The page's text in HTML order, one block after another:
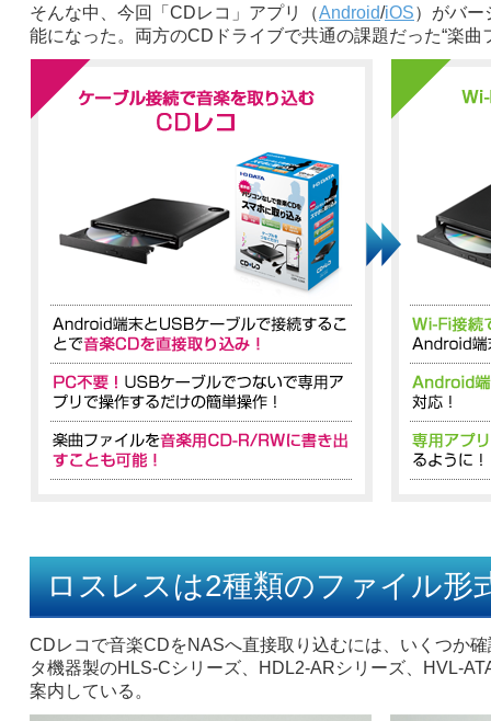
そんな中、今回「CDレコ」アプリ（Android/iOS）がバー
能になった。両方のCDドライブで共通の課題だった“楽
ロスレスは2種類のファイル形
CDレコで音楽CDをNASへ直接取り込むには、いくつか
タ機器製のHLS-Cシリーズ、HDL2-ARシリーズ、HVL-
案内している。